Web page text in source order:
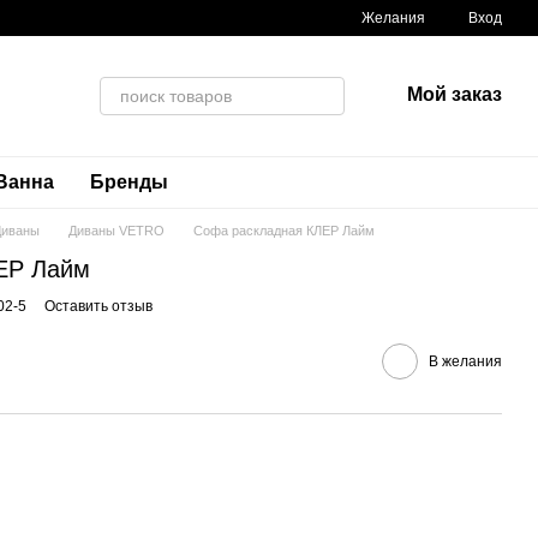
Желания Вход
Мой заказ
Бренды
Диваны VETRO Софа раскладная КЛЕР Лайм
Лайм
5 Оставить отзыв
В желания